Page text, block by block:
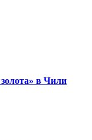
в Чили